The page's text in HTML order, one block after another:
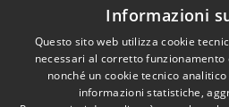
Dichiarazione di accessibilità
RSS
Informazioni
Questo sito web utilizza cookie
necessari al corretto funzionamento
nonché un cookie tecnico
informazioni statistiche,